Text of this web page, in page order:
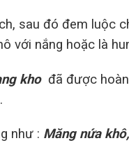
sau đó đem luộc
với nắng hoặc là
kho đã được
như : Măng nứa